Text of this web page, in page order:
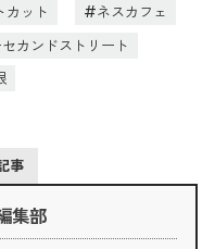
カット
ネスカフェ
カンドストリート
事
集部